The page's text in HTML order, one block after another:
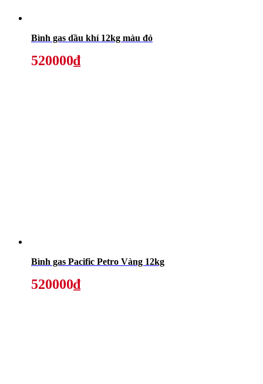
Bình gas dầu khí 12kg màu đỏ
520000₫
Bình gas Pacific Petro Vàng 12kg
520000₫